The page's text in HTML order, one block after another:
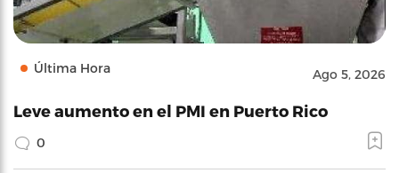
Última Hora Ago 5, 2026
Leve aumento en el PMI en Puerto Rico
0